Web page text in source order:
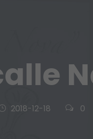
2018-12-18 0